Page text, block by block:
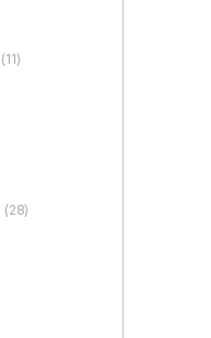
(11)
(28)